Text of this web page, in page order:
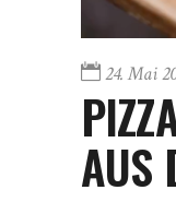
24. Mai
AUS